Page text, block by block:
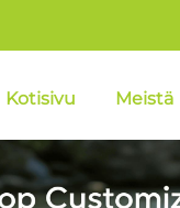
Kotisivu Meistä